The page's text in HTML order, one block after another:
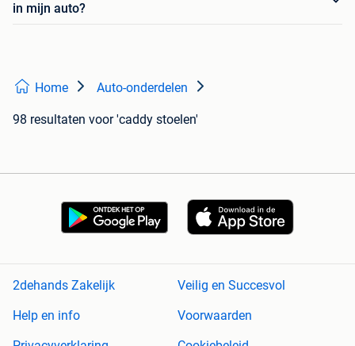
in mijn auto?
Home Auto-onderdelen
98 resultaten voor 'caddy stoelen'
2dehands Zakelijk
Veilig en Succesvol
Help en info
Voorwaarden